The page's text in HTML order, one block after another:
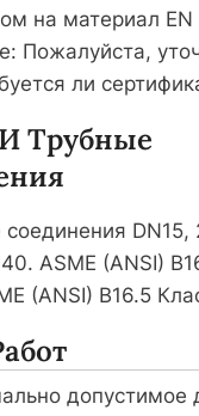
на материал EN
Пожалуйста,
ли
Трубные
DN15,
ASME (ANSI)
(ANSI) B16.5
допустимое